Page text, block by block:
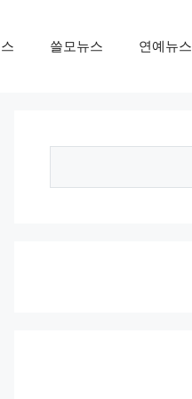
쓸모뉴스 연예뉴스